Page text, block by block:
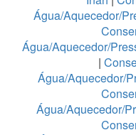
Água/Aquecedor/
Água/Aquecedor/
|
Água/Aquecedor/
Água/Aquecedor/